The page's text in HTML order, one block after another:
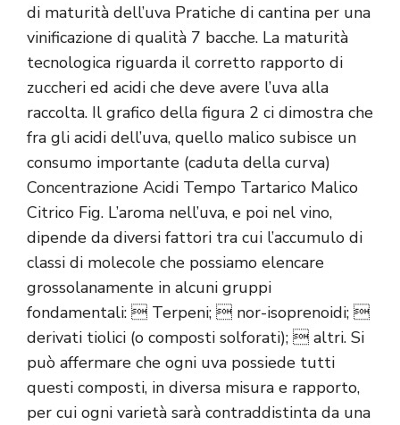
di maturità dell’uva Pratiche di cantina per una
vinificazione di qualità 7 bacche. La maturità
tecnologica riguarda il corretto rapporto di
zuccheri ed acidi che deve avere l’uva alla
raccolta. Il grafico della figura 2 ci dimostra che
fra gli acidi dell’uva, quello malico subisce un
consumo importante (caduta della curva)
Concentrazione Acidi Tempo Tartarico Malico
Citrico Fig. L’aroma nell’uva, e poi nel vino,
dipende da diversi fattori tra cui l’accumulo di
classi di molecole che possiamo elencare
grossolanamente in alcuni gruppi
fondamentali:  Terpeni;  nor-isoprenoidi; 
derivati tiolici (o composti solforati);  altri. Si
può affermare che ogni uva possiede tutti
questi composti, in diversa misura e rapporto,
per cui ogni varietà sarà contraddistinta da una